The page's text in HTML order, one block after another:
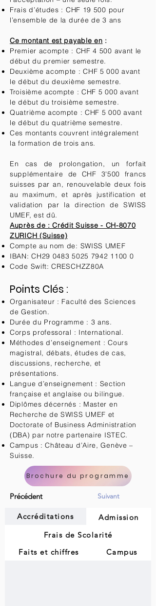
Frais d’études : CHF 19 500 pour
l’ensemble de la durée de 3 ans
Ce montant est payable en :
Premier acompte : CHF 4 500 avant le
début du premier semestre.
Deuxième acompte : CHF 5 000 avant
le début du deuxième semestre.
Troisième acompte : CHF 5 000 avant
le début du troisième semestre.
Quatrième acompte : CHF 5 000 avant
le début du quatrième semestre.
Ces montants couvrent intégralement
la formation de trois ans.
En cas de prolongation, un forfait
supplémentaire de CHF 3'500 francs
suisses par an, renouvelable deux fois
au maximum, et après justification et
validation par la direction de SWISS
UMEF, est dû.
Auprès de : Crédit Suisse - CH-8070
ZURICH (Suisse)
Compte au nom de: SWISS UMEF
IBAN: CH29 0483 5025 7942 1100 0
Code Swift: CRESCHZZ80A
Points Clés :
Organisateur : Faculté des Sciences
de Gestion.
Durée du Programme : 3 ans.
Corps professoral : International.
Méthodes d’enseignement : Cours
magistral, débats, études de cas,
discussions, recherche, et
présentations.
Langue d’enseignement : Section
française et anglaise ou bilingue.
Diplômes décernés : Master en
Recherche de SWISS UMEF et
Doctorate of Business Administration
(DBA) par notre partenaire ISTEC.
Campus : Château d’Aire, Genève –
Suisse.
Brochure du programme
Précédent Suivant
Accréditations
Admission
Frais de Scolarité
Faits et chiffres
Campus